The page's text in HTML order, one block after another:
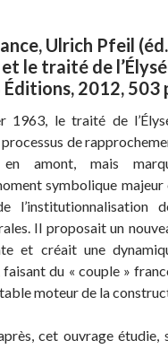
Ulrich Pfeil
et le traité de
Éditions, 2012, 503
1963, le traité de
processus de
amont, mais
symbolique majeur
l’institutionnalisation
Il proposait un
et créait une
faisant du « couple »
moteur de la
cet ouvrage étudie,